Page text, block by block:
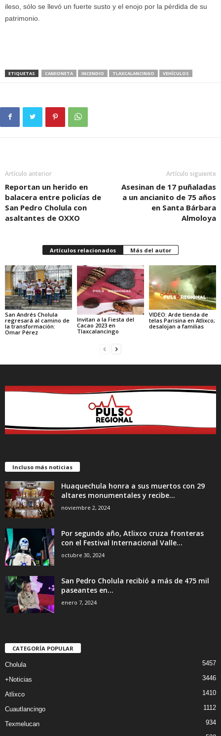
ileso, sólo se llevó un fuerte susto y el enojo por la pérdida de su
patrimonio.
ETIQUETAS CAMIONETA INCENDIO TLAXCALANCINGO VEHÍCULOS
Artículo anterior
Reportan un herido en
balacera entre policías de
San Pedro Cholula con
asaltantes de OXXO
Artículo siguiente
Asesinan de 17 puñaladas
a un ancianito de 75 años
en Santa Bárbara
Almoloya
Artículos relacionados Más del autor
San Andrés Cholula
regresará al camino de
la transformación:
Omar Pérez
Invitan a la Fiesta del
Cacao 2023 en
Tlaxcalancingo
VIDEO: Arde tienda de
telas Parisina en Atlixco;
desalojan a familias
Incluso más noticias
Huaquechula honra a sus muertos con 29
altares monumentales y recibe...
noviembre 2, 2024
Por segundo año, Atlixco cruza fronteras
con el Festival Internacional Valle...
octubre 30, 2024
San Pedro Cholula recibió a más de 475 mil
paseantes en...
enero 7, 2024
CATEGORÍA POPULAR
Cholula 5457
+Noticias 3446
Atlixco 1410
Cuautlancingo 1112
Texmelucan 934